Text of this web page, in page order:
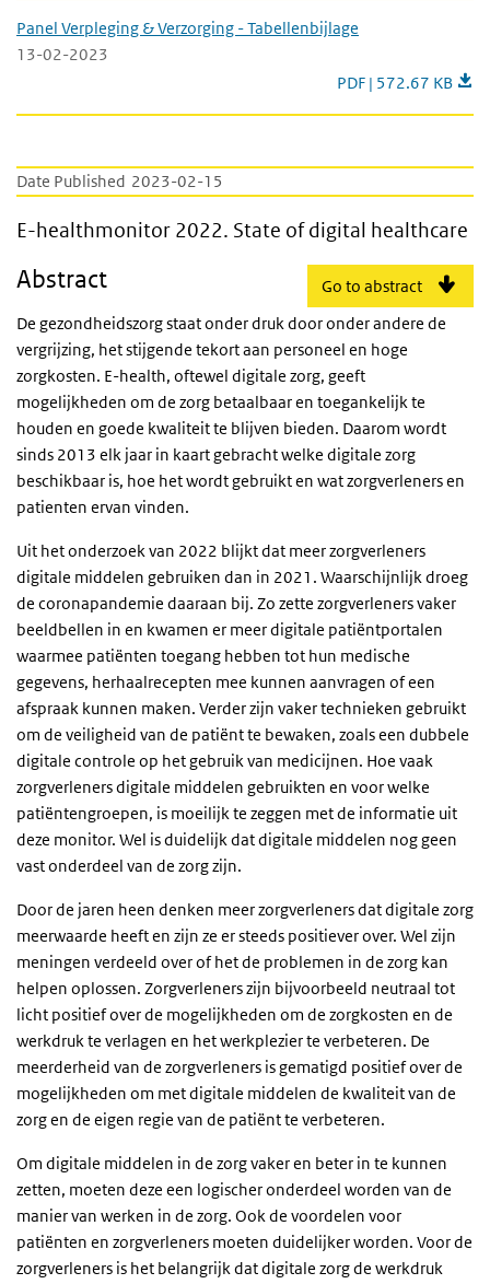
Date Published 2023-02-15
E-healthmonitor 2022. State of digital
E-healthmonitor 2022. State of digital healthcare
Go to abstract
Abstract
De gezondheidszorg staat onder druk door onder andere de
vergrijzing, het stijgende tekort aan personeel en hoge
zorgkosten. E-health, oftewel digitale zorg, geeft
mogelijkheden om de zorg betaalbaar en toegankelijk te
houden en goede kwaliteit te blijven bieden. Daarom wordt
sinds 2013 elk jaar in kaart gebracht welke digitale zorg
beschikbaar is, hoe het wordt gebruikt en wat zorgverleners en
patienten ervan vinden.
Uit het onderzoek van 2022 blijkt dat meer zorgverleners
digitale middelen gebruiken dan in 2021. Waarschijnlijk droeg
de coronapandemie daaraan bij. Zo zette zorgverleners vaker
beeldbellen in en kwamen er meer digitale patiëntportalen
waarmee patiënten toegang hebben tot hun medische
gegevens, herhaalrecepten mee kunnen aanvragen of een
afspraak kunnen maken. Verder zijn vaker technieken gebruikt
om de veiligheid van de patiënt te bewaken, zoals een dubbele
digitale controle op het gebruik van medicijnen. Hoe vaak
zorgverleners digitale middelen gebruikten en voor welke
patiëntengroepen, is moeilijk te zeggen met de informatie uit
deze monitor. Wel is duidelijk dat digitale middelen nog geen
vast onderdeel van de zorg zijn.
Door de jaren heen denken meer zorgverleners dat digitale zorg
meerwaarde heeft en zijn ze er steeds positiever over. Wel zijn
meningen verdeeld over of het de problemen in de zorg kan
helpen oplossen. Zorgverleners zijn bijvoorbeeld neutraal tot
licht positief over de mogelijkheden om de zorgkosten en de
werkdruk te verlagen en het werkplezier te verbeteren. De
meerderheid van de zorgverleners is gematigd positief over de
mogelijkheden om met digitale middelen de kwaliteit van de
zorg en de eigen regie van de patiënt te verbeteren.
Om digitale middelen in de zorg vaker en beter in te kunnen
zetten, moeten deze een logischer onderdeel worden van de
manier van werken in de zorg. Ook de voordelen voor
patiënten en zorgverleners moeten duidelijker worden. Voor de
zorgverleners is het belangrijk dat digitale zorg de werkdruk
Panel Verpleging & Verzorging - Tabellenbijlage
13-02-2023
Panel Verpleging &
PDF | 572.67 KB